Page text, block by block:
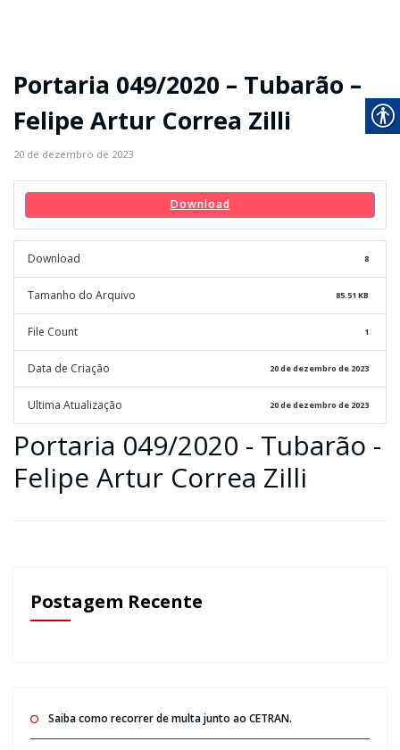
Portaria 049/2020 – Tubarão –
Felipe Artur Correa Zilli
20 de dezembro de 2023
Download
Download 8
Tamanho do Arquivo 85.51 KB
File Count 1
Data de Criação 20 de dezembro de 2023
Ultima Atualização 20 de dezembro de 2023
Portaria 049/2020 - Tubarão -
Felipe Artur Correa Zilli
Postagem Recente
Saiba como recorrer de multa junto ao CETRAN.